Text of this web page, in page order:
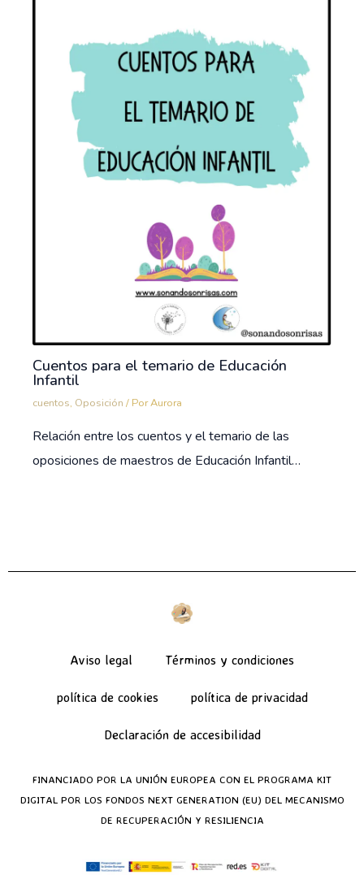
Cuentos para el temario de Educación
Infantil
cuentos, Oposición / PorAurora
Relación entre los cuentos y el temario de las
oposiciones de maestros de Educación Infantil…
Aviso legal Términos y condiciones
política de cookies política de privacidad
Declaración de accesibilidad
FINANCIADO POR LA UNIÓN EUROPEA CON EL PROGRAMA KIT
DIGITAL POR LOS FONDOS NEXT GENERATION (EU) DEL MECANISMO
DE RECUPERACIÓN Y RESILIENCIA